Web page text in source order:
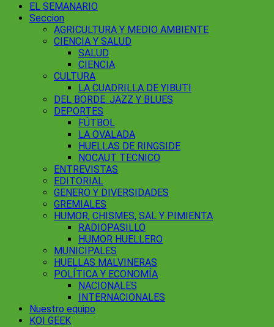
EL SEMANARIO
Seccion
AGRICULTURA Y MEDIO AMBIENTE
CIENCIA Y SALUD
SALUD
CIENCIA
CULTURA
LA CUADRILLA DE YIBUTI
DEL BORDE. JAZZ Y BLUES
DEPORTES
FÚTBOL
LA OVALADA
HUELLAS DE RINGSIDE
NOCAUT TECNICO
ENTREVISTAS
EDITORIAL
GENERO Y DIVERSIDADES
GREMIALES
HUMOR, CHISMES, SAL Y PIMIENTA
RADIOPASILLO
HUMOR HUELLERO
MUNICIPALES
HUELLAS MALVINERAS
POLÍTICA Y ECONOMÍA
NACIONALES
INTERNACIONALES
Nuestro equipo
KOI GEEK